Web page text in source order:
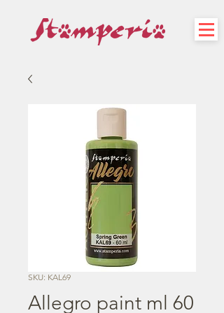
SKU: KAL69
Allegro paint ml 60